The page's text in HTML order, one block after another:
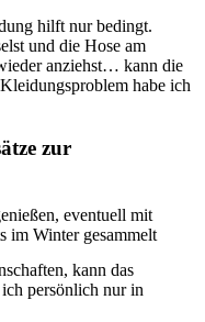
hilft nur bedingt.
und die Hose am
anziehst… kann die
habe ich
zur
eventuell mit
im Winter gesammelt
kann das
persönlich nur in